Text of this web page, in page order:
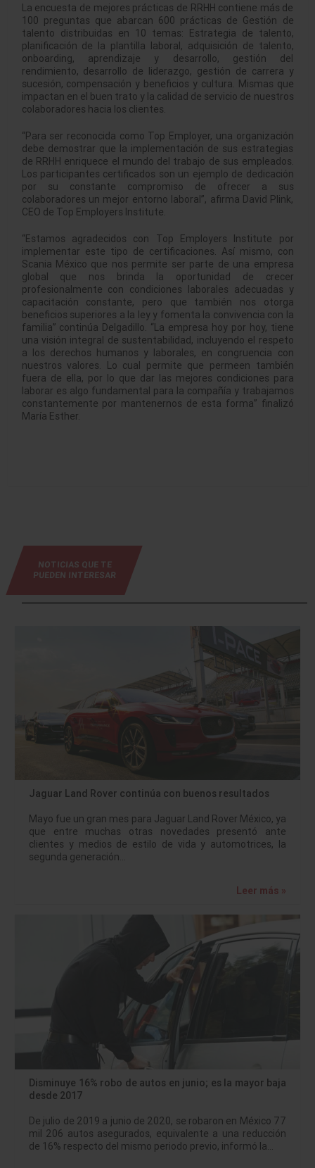
La encuesta de mejores prácticas de RRHH contiene más de
100 preguntas que abarcan 600 prácticas de Gestión de
talento distribuidas en 10 temas: Estrategia de talento,
planificación de la plantilla laboral, adquisición de talento,
onboarding, aprendizaje y desarrollo, gestión del
rendimiento, desarrollo de liderazgo, gestión de carrera y
sucesión, compensación y beneficios y cultura. Mismas que
impactan en el buen trato y la calidad de servicio de nuestros
colaboradores hacia los clientes.
“Para ser reconocida como Top Employer, una organización
debe demostrar que la implementación de sus estrategias
de RRHH enriquece el mundo del trabajo de sus empleados.
Los participantes certificados son un ejemplo de dedicación
por su constante compromiso de ofrecer a sus
colaboradores un mejor entorno laboral”, afirma David Plink,
CEO de Top Employers Institute.
“Estamos agradecidos con Top Employers Institute por
implementar este tipo de certificaciones. Así mismo, con
Scania México que nos permite ser parte de una empresa
global que nos brinda la oportunidad de crecer
profesionalmente con condiciones laborales adecuadas y
capacitación constante, pero que también nos otorga
beneficios superiores a la ley y fomenta la convivencia con la
familia” continúa Delgadillo. “La empresa hoy por hoy, tiene
una visión integral de sustentabilidad, incluyendo el respeto
a los derechos humanos y laborales, en congruencia con
nuestros valores. Lo cual permite que permeen también
fuera de ella, por lo que dar las mejores condiciones para
laborar es algo fundamental para la compañía y trabajamos
constantemente por mantenernos de esta forma” finalizó
María Esther.
NOTICIAS QUE TE
PUEDEN INTERESAR
Jaguar Land Rover continúa con buenos resultados
Mayo fue un gran mes para Jaguar Land Rover México, ya
que entre muchas otras novedades presentó ante
clientes y medios de estilo de vida y automotrices, la
segunda generación…
Leer más »
Disminuye 16% robo de autos en junio; es la mayor baja
desde 2017
De julio de 2019 a junio de 2020, se robaron en México 77
mil 206 autos asegurados, equivalente a una reducción
de 16% respecto del mismo periodo previo, informó la…